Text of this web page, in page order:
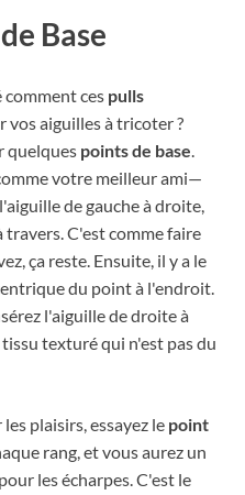
Base
comment ces pulls
vos aiguilles à tricoter ?
quelques points de base.
votre meilleur ami—
de gauche à droite,
C'est comme faire
ça reste. Ensuite, il y a le
du point à l'endroit.
l'aiguille de droite à
texturé qui n'est pas du
plaisirs, essayez le point
rang, et vous aurez un
les écharpes. C'est le